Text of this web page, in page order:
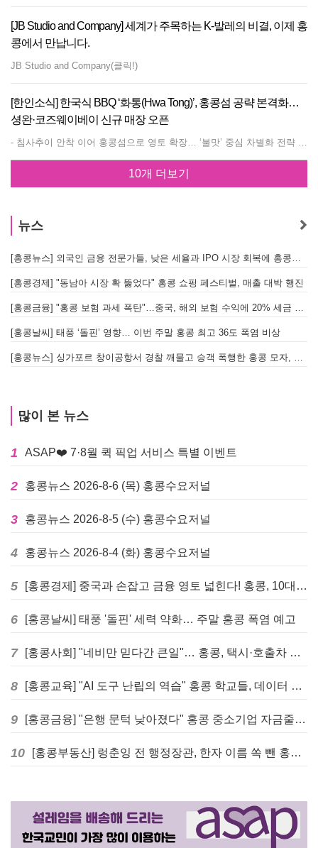
[JB Studio and Company] 세계가 주목하는 K-발레의 비결, 이제 홍
콩에서 만납니다.
JB Studio and Company(클릭!)
[한인소식] 한국식 BBQ ‘화통(Hwa Tong)’, 홍콩섬 공략 본격화…
셩완·코즈웨이베이 신규 매장 오픈
10개 더보기
뉴스
[홍콩경제] "동남아 시장 확 뚫었다" 홍콩 쇼핑 페스티벌, 매출 대박 행진
[홍콩날씨] 태풍 ‘돌핀’ 영향… 이번 주말 홍콩 최고 36도 폭염 비상
많이 본 뉴스
1 ASAP❤️ 7·8월 퀵 픽업 서비스 특별 이벤트
2 홍콩뉴스 2026-8-6 (목) 홍콩수요저널
3 홍콩뉴스 2026-8-5 (수) 홍콩수요저널
4 홍콩뉴스 2026-8-4 (화) 홍콩수요저널
5 [홍콩경제] 중국과 손잡고 금융 영토 넓힌다! 홍콩, 10대 신규 정책 발표
6 [홍콩날씨] 태풍 '돌핀' 세력 약화… 주말 홍콩 폭염 예고
7 [홍콩사회] "네비만 믿다간 큰일"… 홍콩, 택시·호출차 통합 시험 도입하며 규제 본격화
8 [홍콩교육] "AI 도구 난립의 역습" 홍콩 학교들, 데이터 고립에 교육 효과 평가 비상
9 [홍콩금융] "은행 문턱 낮아졌다" 홍콩 중소기업 자금줄 숨통 트이나… HKMA "2분기 신용 조건 안정적"
10 [홍콩부동산] 렁춘잉 전 행정장관, 한자 이름 쏙 뺀 홍콩 고급 아파트 단지들에 쓴소리